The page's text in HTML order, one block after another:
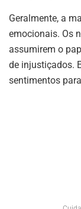
Geralmente, a
emocionais. Os
assumirem o
de injustiçados.
sentimentos